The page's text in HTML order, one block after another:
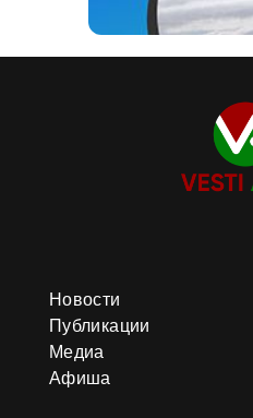
Новости
Публикации
Медиа
Афиша